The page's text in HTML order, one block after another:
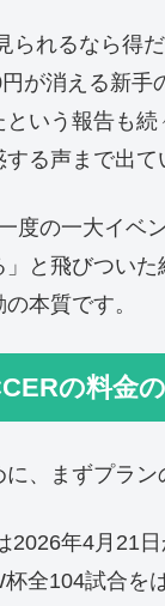
られるなら得
が消える新手
という報告も
る声まで出て
度の一大イベ
」と飛びつい
本質です。
の料金
、まずプラン
2026年4月21
全104試合を